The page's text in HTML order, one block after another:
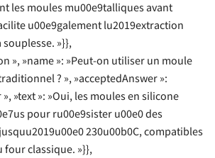
les moules mu00e9talliques avant
u00e9galement lu2019extraction
souplesse. »}},
», »name »: »Peut-on utiliser un moule
? », »acceptedAnswer »:
», »text »: »Oui, les moules en silicone
pour ru00e9sister u00e0 des
230u00b0C, compatibles
four classique. »}},